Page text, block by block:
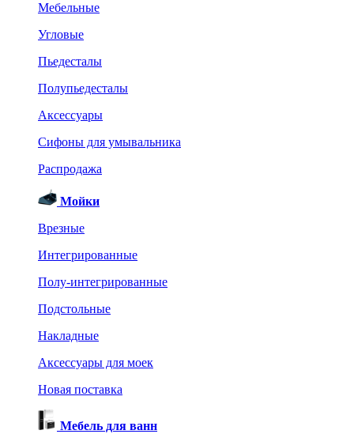
Мебельные
Угловые
Пьедесталы
Полупьедесталы
Аксессуары
Сифоны для умывальника
Распродажа
Мойки
Врезные
Интегрированные
Полу-интегрированные
Подстольные
Накладные
Аксессуары для моек
Новая поставка
Мебель для ванн